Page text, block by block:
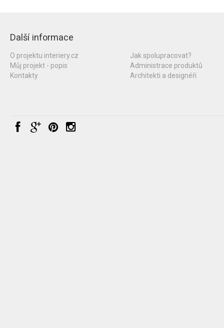
Další informace
O projektu interiery.cz
Můj projekt - popis
Kontakty
Jak spolupracovat?
Administrace produktů
Architekti a designéři